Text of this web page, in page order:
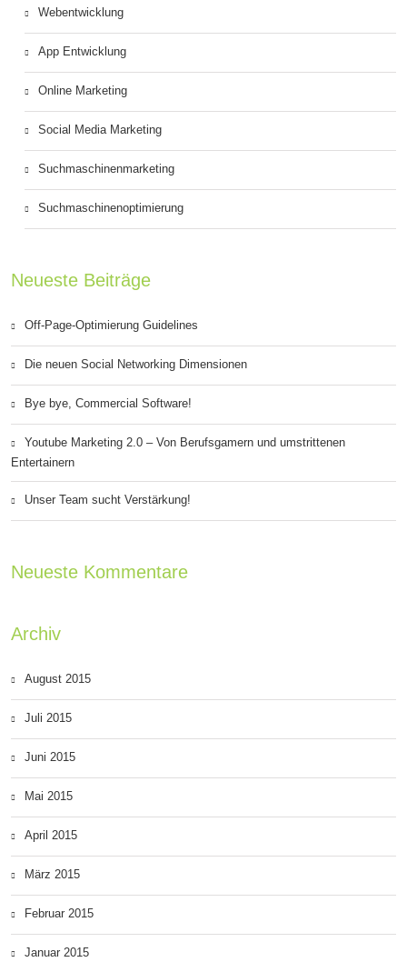
Webentwicklung
App Entwicklung
Online Marketing
Social Media Marketing
Suchmaschinenmarketing
Suchmaschinenoptimierung
Neueste Beiträge
Off-Page-Optimierung Guidelines
Die neuen Social Networking Dimensionen
Bye bye, Commercial Software!
Youtube Marketing 2.0 – Von Berufsgamern und umstrittenen
Entertainern
Unser Team sucht Verstärkung!
Neueste Kommentare
Archiv
August 2015
Juli 2015
Juni 2015
Mai 2015
April 2015
März 2015
Februar 2015
Januar 2015